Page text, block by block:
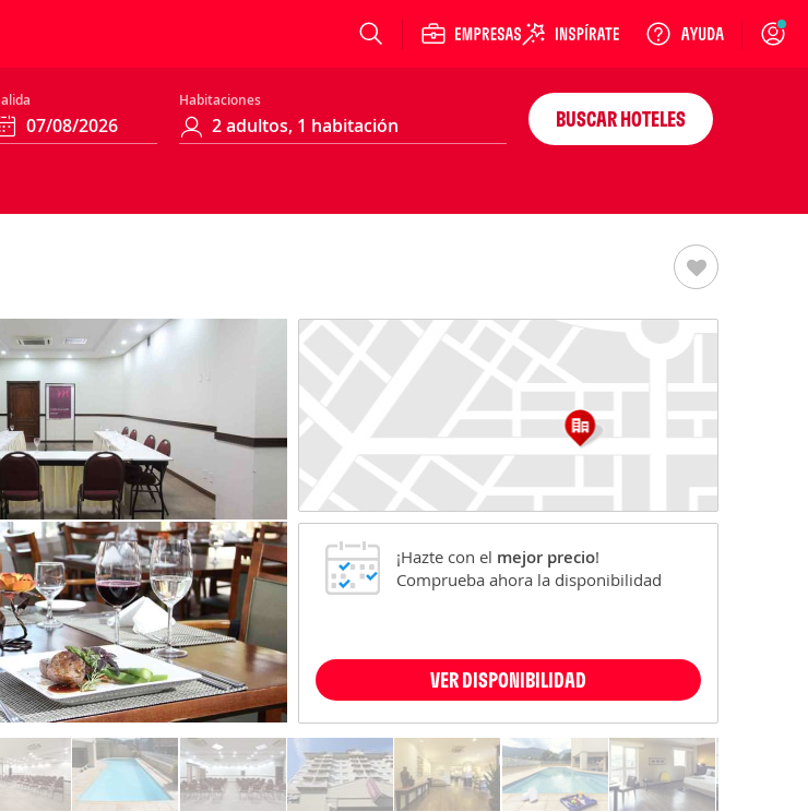
Login
Habitaciones
BUSCAR HOTELES
¡Hazte con el mejor precio!
Comprueba ahora la disponibilidad
VER DISPONIBILIDAD